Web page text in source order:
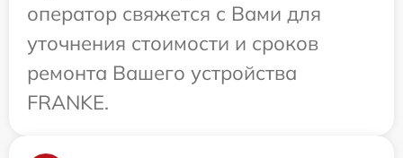
оператор свяжется с Вами для
уточнения стоимости и сроков
ремонта Вашего устройства
FRANKE.